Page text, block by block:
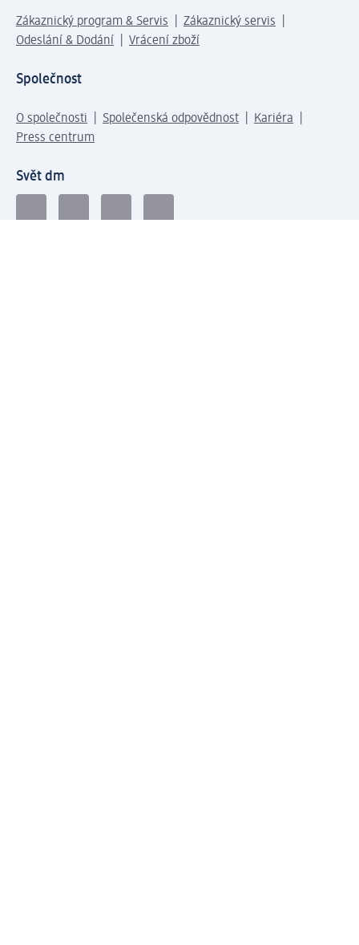
Zákaznický program & Servis
Zákaznický servis
Odeslání & Dodání
Vrácení zboží
Společnost
O společnosti Společenská odpovědnost
Kariéra
Press centrum
Svět dm